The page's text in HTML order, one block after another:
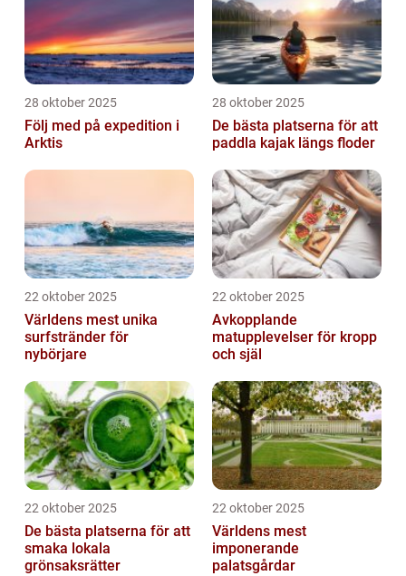
28 oktober 2025
Följ med på expedition i
Arktis
28 oktober 2025
De bästa platserna för att
paddla kajak längs floder
22 oktober 2025
Världens mest unika
surfstränder för
nybörjare
22 oktober 2025
Avkopplande
matupplevelser för kropp
och själ
22 oktober 2025
De bästa platserna för att
smaka lokala
grönsaksrätter
22 oktober 2025
Världens mest
imponerande
palatsgårdar